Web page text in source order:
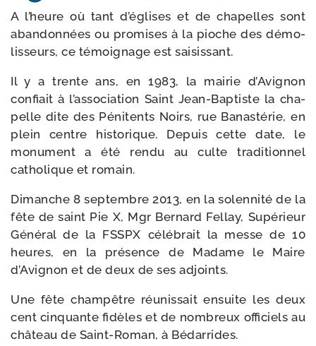
A l’heure où tant d’é­glises et de cha­pelles sont
aban­don­nées ou pro­mises à la pioche des démo­
lis­seurs, ce témoi­gnage est saisissant.
Il y a trente ans, en 1983, la mai­rie d’Avignon
confiait à l’as­so­cia­tion Saint Jean-​Baptiste la cha­
pelle dite des Pénitents Noirs, rue Banastérie, en
plein centre his­to­rique. Depuis cette date, le
monu­ment a été ren­du au culte tra­di­tion­nel
catho­lique et romain.
Dimanche 8 sep­tembre 2013, en la solen­ni­té de la
fête de saint Pie X, Mgr Bernard Fellay, Supérieur
Général de la FSSPX célé­brait la messe de 10
heures, en la pré­sence de Madame le Maire
d’Avignon et de deux de ses adjoints.
Une fête cham­pêtre réunis­sait ensuite les deux
cent cin­quante fidèles et de nom­breux offi­ciels au
châ­teau de Saint-​Roman, à Bédarrides.